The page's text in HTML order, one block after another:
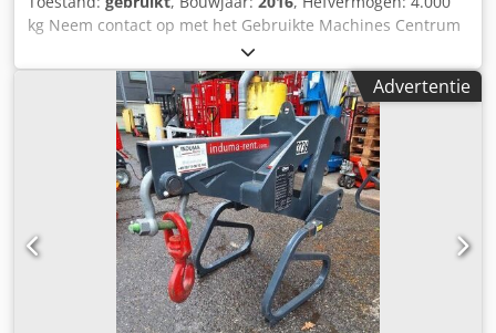
kg Neem contact op met het Gebruikte Machines Centrum
voor meer informatie. Dsdpfx Acezfkx Eo Tjck
Advertentie